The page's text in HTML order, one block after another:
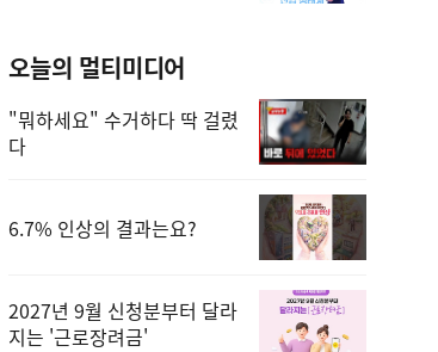
오늘의 멀티미디어
"뭐하세요" 수거하다 딱 걸렸
다
6.7% 인상의 결과는요?
2027년 9월 신청분부터 달라
지는 '근로장려금'